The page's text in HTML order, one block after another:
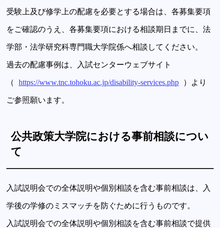
受験上及び修学上の配慮を必要とする場合は、各募集要項
をご確認のうえ、各募集要項における相談期日までに、法
学部・法学研究科専門職大学院係へ相談してください。
過去の配慮事例は、入試センターウェブサイト
（ https://www.tnc.tohoku.ac.jp/disability-services.php ）より
ご参照願います。
公共政策大学院における事前相談につい
て
入試説明会での全体説明や個別相談を含む事前相談は、入
学後の学修のミスマッチを防ぐために行うものです。
入試説明会での全体説明や個別相談を含む事前相談で提供